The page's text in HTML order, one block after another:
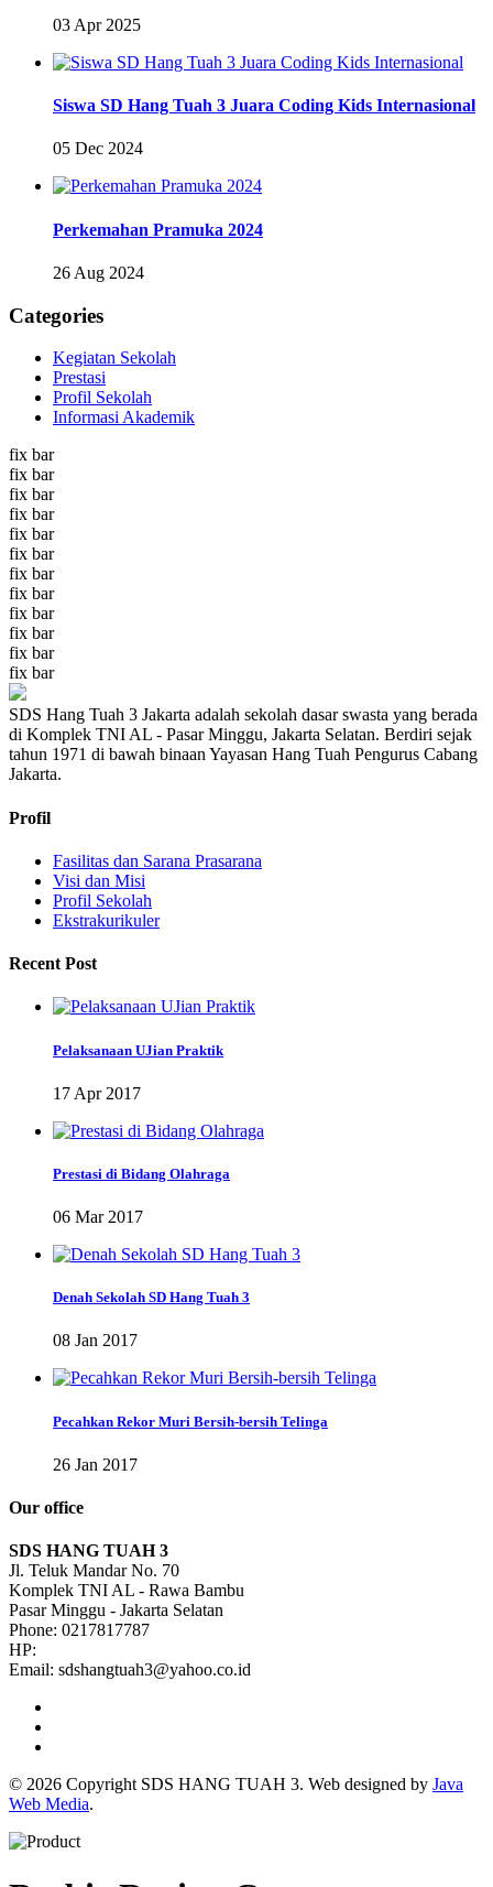
03 Apr 2025
Siswa SD Hang Tuah 3 Juara Coding Kids Internasional
05 Dec 2024
Perkemahan Pramuka 2024
26 Aug 2024
Categories
Kegiatan Sekolah
Prestasi
Profil Sekolah
Informasi Akademik
fix bar
fix bar
fix bar
fix bar
fix bar
fix bar
fix bar
fix bar
fix bar
fix bar
fix bar
fix bar
SDS Hang Tuah 3 Jakarta adalah sekolah dasar swasta yang berada
di Komplek TNI AL - Pasar Minggu, Jakarta Selatan. Berdiri sejak
tahun 1971 di bawah binaan Yayasan Hang Tuah Pengurus Cabang
Jakarta.
Profil
Fasilitas dan Sarana Prasarana
Visi dan Misi
Profil Sekolah
Ekstrakurikuler
Recent Post
Pelaksanaan UJian Praktik
17 Apr 2017
Prestasi di Bidang Olahraga
06 Mar 2017
Denah Sekolah SD Hang Tuah 3
08 Jan 2017
Pecahkan Rekor Muri Bersih-bersih Telinga
26 Jan 2017
Our office
SDS HANG TUAH 3
Jl. Teluk Mandar No. 70
Komplek TNI AL - Rawa Bambu
Pasar Minggu - Jakarta Selatan
Phone: 0217817787
HP:
Email: sdshangtuah3@yahoo.co.id
© 2026 Copyright SDS HANG TUAH 3. Web designed by Java
Web Media.